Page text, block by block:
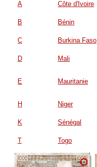
A Côte d'Ivoire
B Bénin
C Burkina Faso
D Mali
E Mauritanie
H Niger
K Sénégal
T Togo